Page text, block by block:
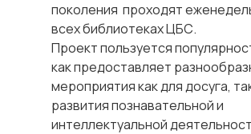
поколения проходят
всех библиотеках ЦБС.
Проект пользуется
как предоставляет
мероприятия как для досуга,
развития познавательной и
интеллектуальной